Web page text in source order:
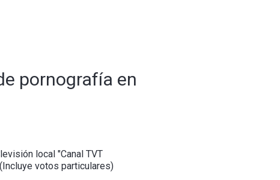
pornografía en
local "Canal TVT
votos particulares)